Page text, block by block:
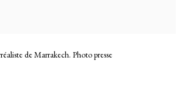
de Marrakech. Photo presse